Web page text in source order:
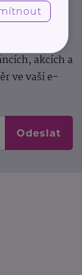
se k jeho
pomohou
život.
akcích a
ve vaší e-
Odeslat